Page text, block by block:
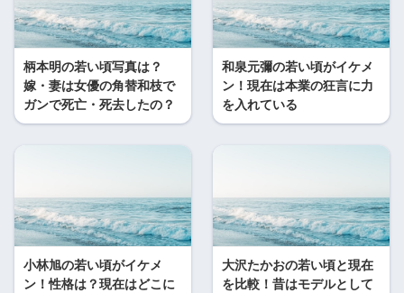
柄本明の若い頃写真は？
嫁・妻は女優の角替和枝で
ガンで死亡・死去したの？
和泉元彌の若い頃がイケメ
ン！現在は本業の狂言に力
を入れている
小林旭の若い頃がイケメ
ン！性格は？現在はどこに
大沢たかおの若い頃と現在
を比較！昔はモデルとして